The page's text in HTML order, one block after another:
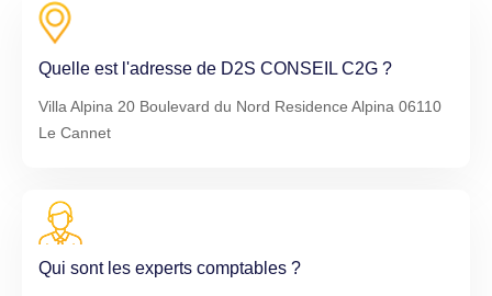
Quelle est l'adresse de D2S CONSEIL C2G ?
Villa Alpina 20 Boulevard du Nord Residence Alpina 06110
Le Cannet
Qui sont les experts comptables ?